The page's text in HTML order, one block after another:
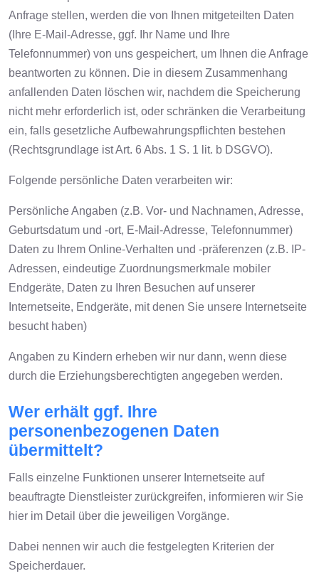
Anfrage stellen, werden die von Ihnen mitgeteilten Daten
(Ihre E-Mail-Adresse, ggf. Ihr Name und Ihre
Telefonnummer) von uns gespeichert, um Ihnen die Anfrage
beantworten zu können. Die in diesem Zusammenhang
anfallenden Daten löschen wir, nachdem die Speicherung
nicht mehr erforderlich ist, oder schränken die Verarbeitung
ein, falls gesetzliche Aufbewahrungspflichten bestehen
(Rechtsgrundlage ist Art. 6 Abs. 1 S. 1 lit. b DSGVO).
Folgende persönliche Daten verarbeiten wir:
Persönliche Angaben (z.B. Vor- und Nachnamen, Adresse,
Geburtsdatum und -ort, E-Mail-Adresse, Telefonnummer)
Daten zu Ihrem Online-Verhalten und -präferenzen (z.B. IP-
Adressen, eindeutige Zuordnungsmerkmale mobiler
Endgeräte, Daten zu Ihren Besuchen auf unserer
Internetseite, Endgeräte, mit denen Sie unsere Internetseite
besucht haben)
Angaben zu Kindern erheben wir nur dann, wenn diese
durch die Erziehungsberechtigten angegeben werden.
Wer erhält ggf. Ihre
personenbezogenen Daten
übermittelt?
Falls einzelne Funktionen unserer Internetseite auf
beauftragte Dienstleister zurückgreifen, informieren wir Sie
hier im Detail über die jeweiligen Vorgänge.
Dabei nennen wir auch die festgelegten Kriterien der
Speicherdauer.